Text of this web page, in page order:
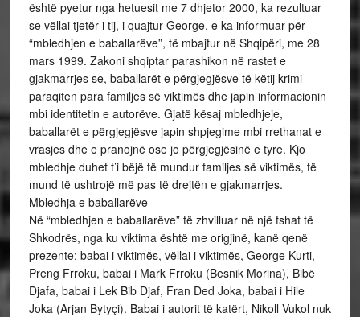
është pyetur nga hetuesit me 7 dhjetor 2000, ka rezultuar
se vëllai tjetër i tij, i quajtur George, e ka informuar për
“mbledhjen e baballarëve”, të mbajtur në Shqipëri, me 28
mars 1999. Zakoni shqiptar parashikon në rastet e
gjakmarrjes se, baballarët e përgjegjësve të këtij krimi
paraqiten para familjes së viktimës dhe japin informacionin
mbi identitetin e autorëve. Gjatë kësaj mbledhjeje,
baballarët e përgjegjësve japin shpjegime mbi rrethanat e
vrasjes dhe e pranojnë ose jo përgjegjësinë e tyre. Kjo
mbledhje duhet t’i bëjë të mundur familjes së viktimës, të
mund të ushtrojë më pas të drejtën e gjakmarrjes.
Mbledhja e baballarëve
Në “mbledhjen e baballarëve” të zhvilluar në një fshat të
Shkodrës, nga ku viktima është me origjinë, kanë qenë
prezente: babai i viktimës, vëllai i viktimës, George Kurti,
Preng Frroku, babai i Mark Frroku (Besnik Morina), Bibë
Djafa, babai i Lek Bib Djaf, Fran Ded Joka, babai i Hile
Joka (Arjan Bytyçi). Babai i autorit të katërt, Nikoll Vukol nuk